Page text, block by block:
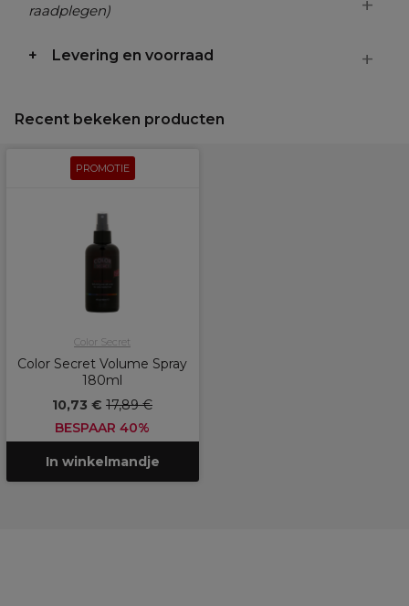
raadplegen)
Levering en voorraad
Recent bekeken producten
PROMOTIE
Color Secret
Color Secret Volume Spray
180ml
10,73 € 17,89 €
BESPAAR 40%
In winkelmandje